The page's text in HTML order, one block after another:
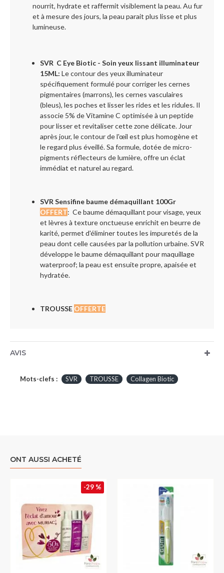
nourrit, hydrate et raffermit visiblement la peau. Au fur
et à mesure des jours, la peau parait plus lisse et plus
lumineuse.
SVR C Eye Biotic - Soin yeux lissant illuminateur
15ML: Le contour des yeux illuminateur
spécifiquement formulé pour corriger les cernes
pigmentaires (marrons), les cernes vasculaires
(bleus), les poches et lisser les rides et les ridules. Il
associe 5% de Vitamine C optimisée à un peptide
pour lisser et revitaliser cette zone délicate. Jour
après jour, le contour de l'œil est plus homogène et
le regard plus éveillé. Sa formule, dotée de micro-
pigments réflecteurs de lumière, offre un éclat
immédiat et naturel au regard.
SVR Sensifine baume démaquillant 100Gr
OFFERT: Ce baume démaquillant pour visage, yeux
et lèvres à texture onctueuse enrichit en beurre de
karité, permet d'éliminer toutes les impuretés de la
peau dont celle causées par la pollution urbaine. SVR
développe le baume démaquillant pour maquillage
waterproof; la peau est ensuite propre, apaisée et
hydratée.
TROUSSE OFFERTE
AVIS
Mots-clefs : SVR TROUSSE Collagen Biotic
ONT AUSSI ACHETÉ
-29 %